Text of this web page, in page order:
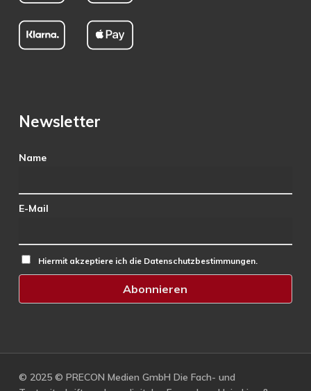
Newsletter
Name
E-Mail
Hiermit akzeptiere ich die Datenschutzbestimmungen.
© 2025 © PRECON Medien GmbH Die Fach- und